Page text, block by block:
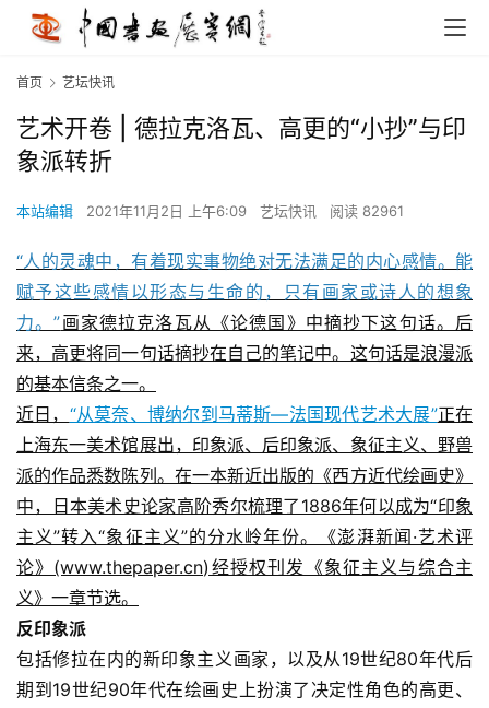
首页 艺坛快讯
艺术开卷 | 德拉克洛瓦、高更的“小抄”与印
象派转折
本站编辑 2021年11月2日 上午6:09 艺坛快讯 阅读 82961
“人的灵魂中，有着现实事物绝对无法满足的内心感情。能
赋予这些感情以形态与生命的，只有画家或诗人的想象
力。”画家德拉克洛瓦从《论德国》中摘抄下这句话。后
来，高更将同一句话摘抄在自己的笔记中。这句话是浪漫派
的基本信条之一。
近日， “从莫奈、博纳尔到马蒂斯—法国现代艺术大展”正在
上海东一美术馆展出，印象派、后印象派、象征主义、野兽
派的作品悉数陈列。在一本新近出版的《西方近代绘画史》
中，日本美术史论家高阶秀尔梳理了1886年何以成为“印象
主义”转入“象征主义”的分水岭年份。《澎湃新闻·艺术评
论》(www.thepaper.cn)经授权刊发《象征主义与综合主
义》一章节选。
反印象派
包括修拉在内的新印象主义画家，以及从19世纪80年代后
期到19世纪90年代在绘画史上扮演了决定性角色的高更、